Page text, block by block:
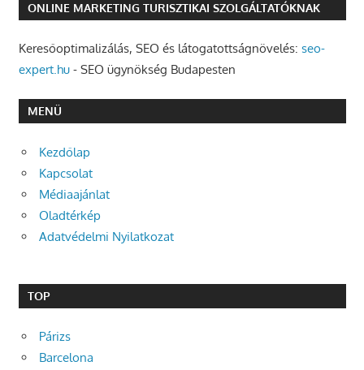
ONLINE MARKETING TURISZTIKAI SZOLGÁLTATÓKNAK
Keresőoptimalizálás, SEO és látogatottságnövelés: seo-
expert.hu- SEO ügynökség Budapesten
MENÜ
Kezdőlap
Kapcsolat
Médiaajánlat
Oladtérkép
Adatvédelmi Nyilatkozat
TOP
Párizs
Barcelona